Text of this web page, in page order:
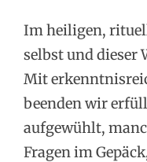
Im heiligen,
selbst und dieser
Mit
beenden wir
aufgewühlt,
Fragen im